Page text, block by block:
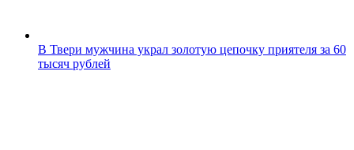
В Твери мужчина украл золотую цепочку приятеля за 60
тысяч рублей